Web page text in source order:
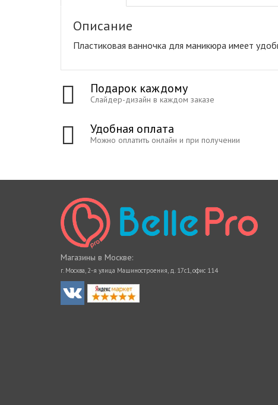
Описание
Пластиковая ванночка для маникюра имеет
Подарок каждому
Слайдер-дизайн в каждом заказе
Удобная оплата
Можно оплатить онлайн и при получении
Магазины в Москве:
г. Москва, 2-я улица Машиностроения, д. 17с1, офис 114